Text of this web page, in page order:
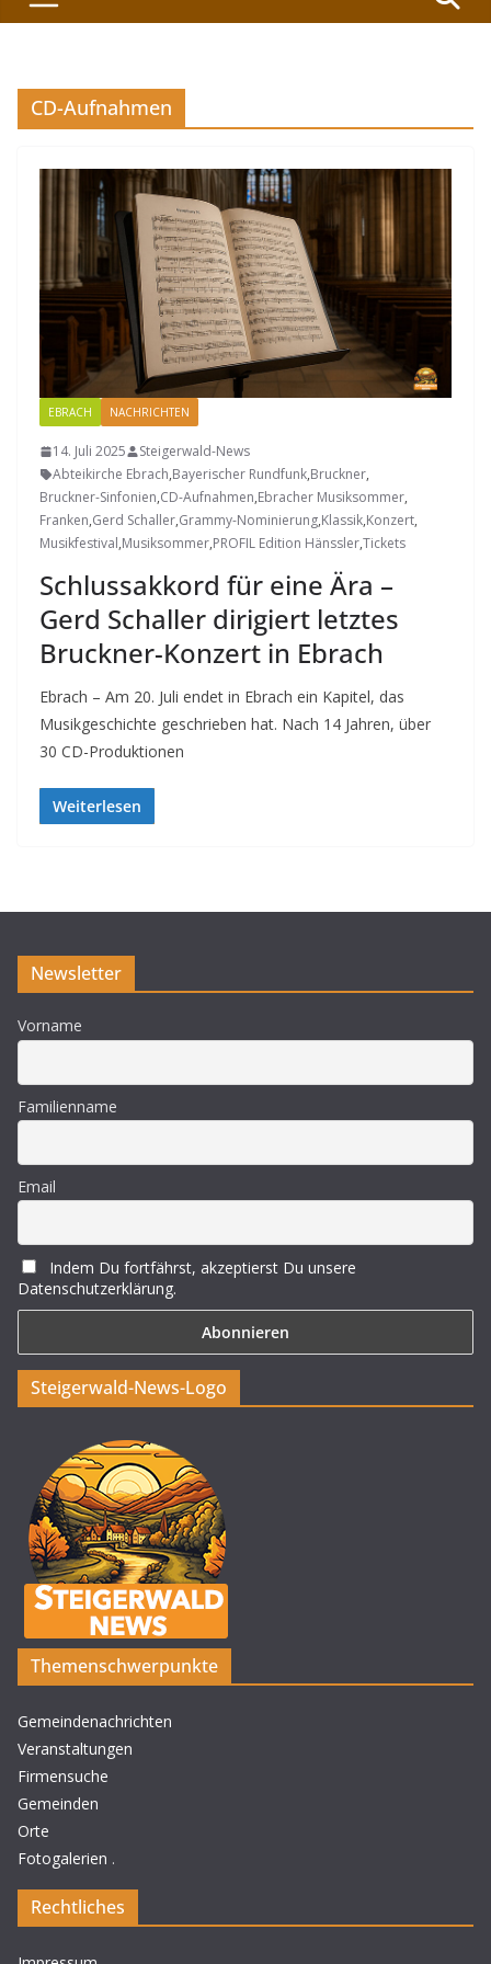
CD-Aufnahmen
EBRACH NACHRICHTEN
14. Juli 2025
Steigerwald-News
Abteikirche Ebrach,Bayerischer Rundfunk,Bruckner,
Bruckner-Sinfonien,CD-Aufnahmen,Ebracher Musiksommer,
Franken,Gerd Schaller,Grammy-Nominierung,Klassik,Konzert,
Musikfestival,Musiksommer,PROFIL Edition Hänssler,Tickets
Schlussakkord für eine Ära –
Gerd Schaller dirigiert letztes
Bruckner-Konzert in Ebrach
Ebrach – Am 20. Juli endet in Ebrach ein Kapitel, das
Musikgeschichte geschrieben hat. Nach 14 Jahren, über
30 CD-Produktionen
Weiterlesen
Newsletter
Vorname
Familienname
Email
Indem Du fortfährst, akzeptierst Du unsere
Datenschutzerklärung.
Steigerwald-News-Logo
Themenschwerpunkte
Gemeindenachrichten
Veranstaltungen
Firmensuche
Gemeinden
Orte
Fotogalerien .
Rechtliches